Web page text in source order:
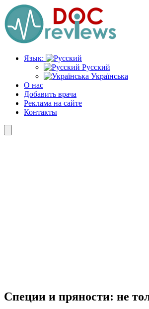
Перейти
к
содержимому
Язык:
Русский
Українська
О нас
Добавить врача
Реклама на сайте
Контакты
Специи и пряности: не